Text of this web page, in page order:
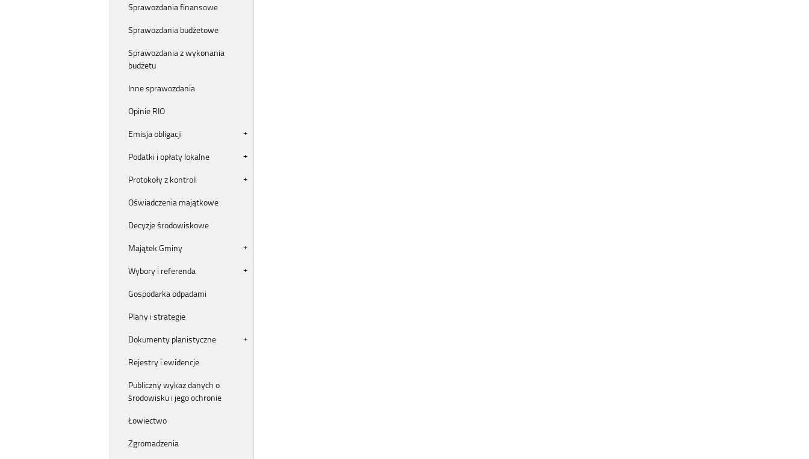
Sprawozdania finansowe
Sprawozdania budżetowe
Sprawozdania z wykonania
budżetu
Inne sprawozdania
Opinie RIO
Emisja obligacji
Podatki i opłaty lokalne
Protokoły z kontroli
Oświadczenia majątkowe
Decyzje środowiskowe
Majątek Gminy
Wybory i referenda
Gospodarka odpadami
Plany i strategie
Dokumenty planistyczne
Rejestry i ewidencje
Publiczny wykaz danych o
środowisku i jego ochronie
Łowiectwo
Zgromadzenia